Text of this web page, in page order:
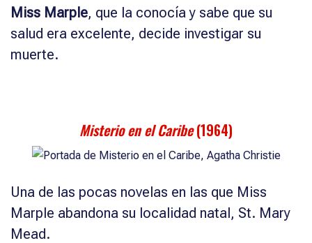
Miss Marple, que la conocía y sabe que su
salud era excelente, decide investigar su
muerte.
Misterio en el Caribe(1964)
Una de las pocas novelas en las que Miss
Marple abandona su localidad natal, St. Mary
Mead.